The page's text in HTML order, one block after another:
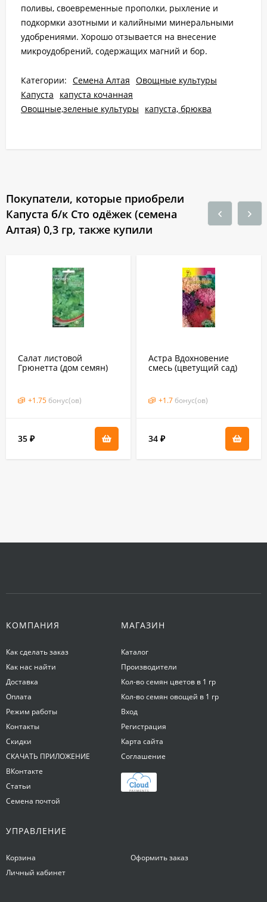
поливы, своевременные прополки, рыхление и
подкормки азотными и калийными минеральными
удобрениями. Хорошо отзывается на внесение
микроудобрений, содержащих магний и бор.
Категории: Семена Алтая Овощные культуры
Капуста
капуста кочанная
Овощные,зеленые культуры
капуста, брюква
Покупатели, которые приобрели
Капуста б/к Сто одёжек (семена
Алтая) 0,3 гр, также купили
Салат листовой
Грюнетта (дом семян)
+1.75 бонус(ов)
35 ₽
Астра Вдохновение
смесь (цветущий сад)
+1.7 бонус(ов)
34 ₽
КОМПАНИЯ
Как сделать заказ
Как нас найти
Доставка
Оплата
Режим работы
Контакты
Скидки
СКАЧАТЬ ПРИЛОЖЕНИЕ
ВКонтакте
Статьи
Семена почтой
МАГАЗИН
Каталог
Производители
Кол-во семян цветов в 1 гр
Кол-во семян овощей в 1 гр
Вход
Регистрация
Карта сайта
Соглашение
УПРАВЛЕНИЕ
Корзина
Личный кабинет
Оформить заказ